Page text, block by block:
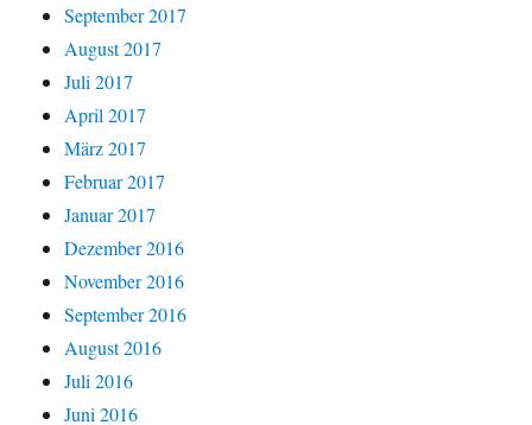
September 2017
August 2017
Juli 2017
April 2017
März 2017
Februar 2017
Januar 2017
Dezember 2016
November 2016
September 2016
August 2016
Juli 2016
Juni 2016